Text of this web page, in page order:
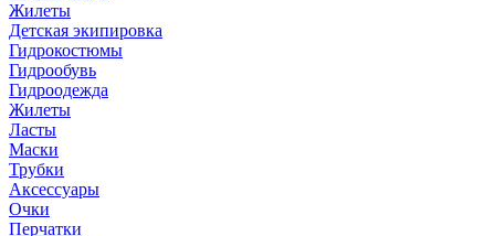
Жилеты
Детская экипировка
Гидрокостюмы
Гидрообувь
Гидроодежда
Жилеты
Ласты
Маски
Трубки
Аксессуары
Очки
Перчатки